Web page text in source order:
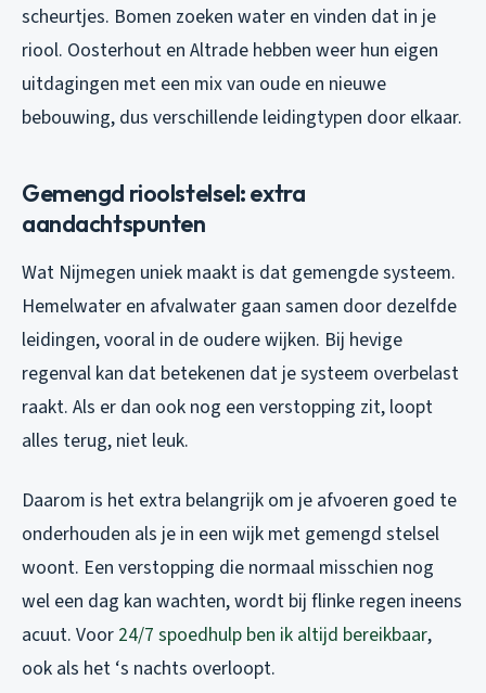
scheurtjes. Bomen zoeken water en vinden dat in je
riool. Oosterhout en Altrade hebben weer hun eigen
uitdagingen met een mix van oude en nieuwe
bebouwing, dus verschillende leidingtypen door elkaar.
Gemengd rioolstelsel: extra
aandachtspunten
Wat Nijmegen uniek maakt is dat gemengde systeem.
Hemelwater en afvalwater gaan samen door dezelfde
leidingen, vooral in de oudere wijken. Bij hevige
regenval kan dat betekenen dat je systeem overbelast
raakt. Als er dan ook nog een verstopping zit, loopt
alles terug, niet leuk.
Daarom is het extra belangrijk om je afvoeren goed te
onderhouden als je in een wijk met gemengd stelsel
woont. Een verstopping die normaal misschien nog
wel een dag kan wachten, wordt bij flinke regen ineens
acuut. Voor 24/7 spoedhulp ben ik altijd bereikbaar,
ook als het ‘s nachts overloopt.